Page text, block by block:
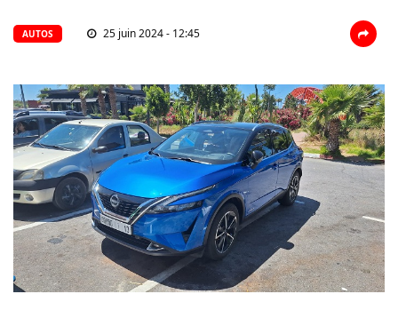
AUTOS 25 juin 2024 - 12:45